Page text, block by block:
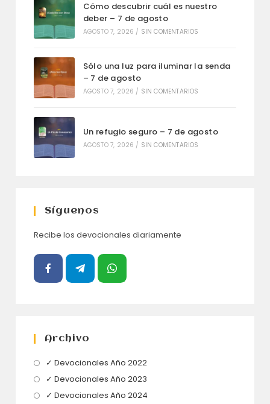
Cómo descubrir cuál es nuestro
deber – 7 de agosto
AGOSTO 7, 2026 / SIN COMENTARIOS
Sólo una luz para iluminar la senda
– 7 de agosto
AGOSTO 7, 2026 / SIN COMENTARIOS
Un refugio seguro – 7 de agosto
AGOSTO 7, 2026 / SIN COMENTARIOS
Síguenos
Recibe los devocionales diariamente
Archivo
✓ Devocionales Año 2022Se
✓ Devocionales Año 2023
abre
✓ Devocionales Año 2024